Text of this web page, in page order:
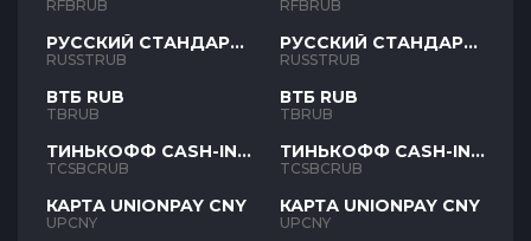
RFBRUB
РУССКИЙ СТАНДАРТ
RUB
RUSSTRUB
ВТБ RUB
TBRUB
ТИНЬКОФФ CASH-IN
RUB
TCSBCRUB
КАРТА UNIONPAY CNY
UPCNY
RFBRUB
РУССКИЙ СТАНДАРТ
RUB
RUSSTRUB
ВТБ RUB
TBRUB
ТИНЬКОФФ CASH-IN
RUB
TCSBCRUB
КАРТА UNIONPAY CNY
UPCNY